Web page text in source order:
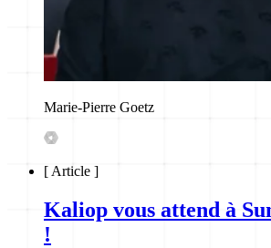
Marie-Pierre Goetz
[ Article ]
Kaliop vous attend à
!